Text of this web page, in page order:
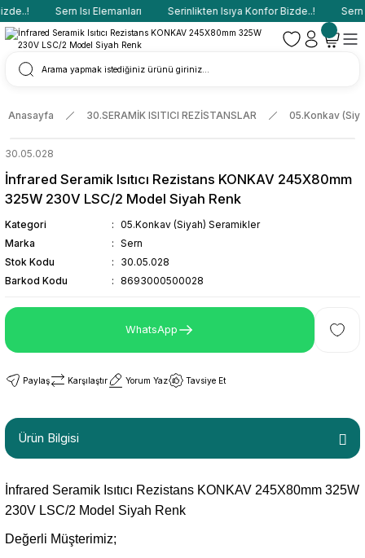
Sern Isı Elemanları Serinlikten Isıya Konfor Bizde..! Sern
Anasayfa 30.SERAMİK ISITICI REZİSTANSLAR 05.Konkav
30.05.028
İnfrared Seramik Isıtıcı Rezistans KONKAV 245X80mm
325W 230V LSC/2 Model Siyah Renk
Kategori
05.Konkav (Siyah) Seramikler
Marka
Sern
Stok Kodu
30.05.028
Barkod Kodu
8693000500028
WhatsApp
Paylaş Karşılaştır Yorum Yaz Tavsiye Et
Ürün Bilgisi
İnfrared Seramik Isıtıcı Rezistans KONKAV 245X80mm 325W
230V LSC/2 Model Siyah Renk
Değerli Müşterimiz;